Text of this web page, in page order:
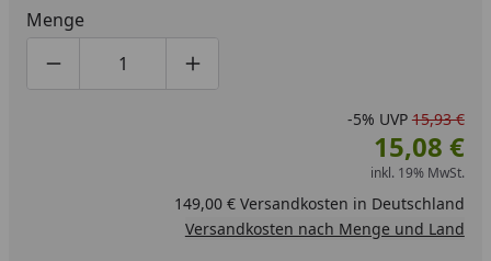
Menge
Produktmenge um eins verringern
Produktmenge manuell eingeben
Produktmenge um eins erhöhen
-5% UVP 15,93 €
15,08 €
inkl. 19% MwSt.
149,00 € Versandkosten in Deutschland
Versandkosten nach Menge und Land